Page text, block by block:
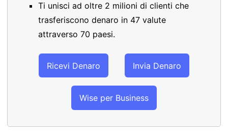
Ti unisci ad oltre 2 milioni di clienti che
trasferiscono denaro in 47 valute
attraverso 70 paesi.
Ricevi Denaro Invia Denaro
Wise per Business